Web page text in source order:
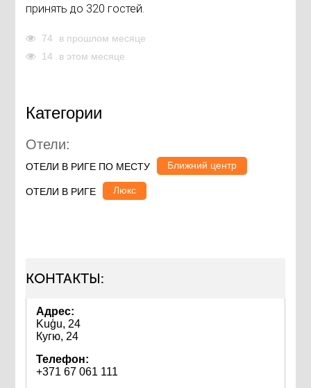
принять до 320 гостей.
74
в прошлом месяце
14
в этом месяце
Категории
Отели:
ОТЕЛИ В РИГЕ ПО МЕСТУ Ближний центр
ОТЕЛИ В РИГЕ Люкс
КОНТАКТЫ:
Адрес:
Kuģu, 24
Кугю, 24
Телефон:
+371 67 061 111